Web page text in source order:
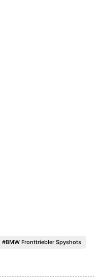
#BMW Fronttriebler Spyshots